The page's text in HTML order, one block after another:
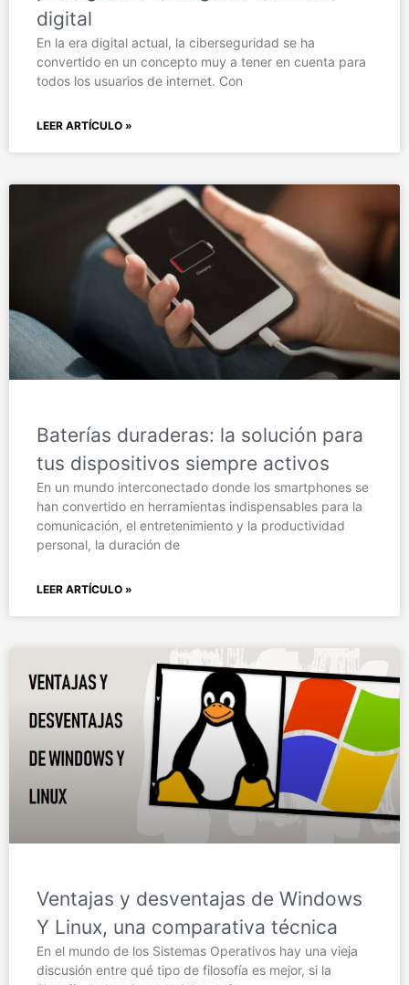
digital
En la era digital actual, la ciberseguridad se ha
convertido en un concepto muy a tener en cuenta para
todos los usuarios de internet. Con
LEER ARTÍCULO »
Baterías duraderas: la solución para
tus dispositivos siempre activos
En un mundo interconectado donde los smartphones se
han convertido en herramientas indispensables para la
comunicación, el entretenimiento y la productividad
personal, la duración de
LEER ARTÍCULO »
Ventajas y desventajas de Windows
Y Linux, una comparativa técnica
En el mundo de los Sistemas Operativos hay una vieja
discusión entre qué tipo de filosofía es mejor, si la